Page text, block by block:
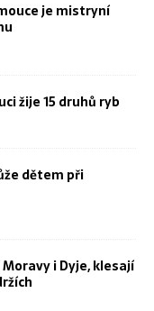
je mistryní
žije 15 druhů ryb
dětem při
i Dyje, klesají